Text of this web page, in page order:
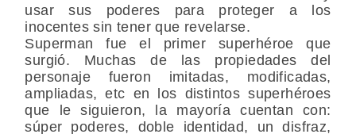
usar sus poderes para proteger a los
inocentes sin tener que revelarse.
Superman fue el primer superhéroe que
surgió. Muchas de las propiedades del
personaje fueron imitadas, modificadas,
ampliadas, etc en los distintos superhéroes
que le siguieron, la mayoría cuentan con:
súper poderes, doble identidad, un disfraz,